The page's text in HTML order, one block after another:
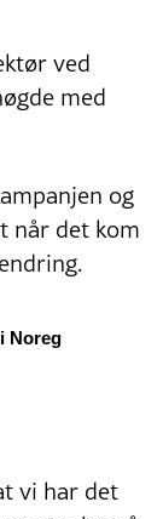
ved
med
og
når det kom
Noreg
vi har det